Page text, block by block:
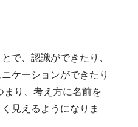
で、認識ができたり、
ケーションができたり
まり、考え方に名前を
見えるようになりま